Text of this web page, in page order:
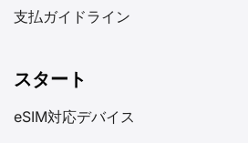
支払ガイドライン
スタート
eSIM対応デバイス